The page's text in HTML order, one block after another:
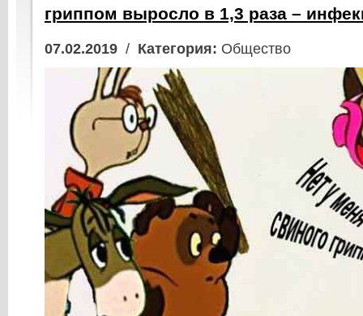
гриппом выросло в 1,3 раза –
07.02.2019 / Категория: Общество